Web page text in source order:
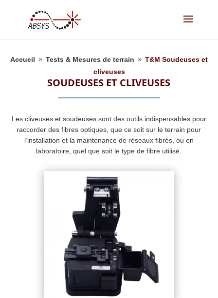
Accueil 9 Tests & Mesures de terrain 9 T&M Soudeuses et
cliveuses
SOUDEUSES ET CLIVEUSES
Les cliveuses et soudeuses sont des outils indispensables pour
raccorder des fibres optiques, que ce soit sur le terrain pour
l’installation et la maintenance de réseaux fibrés, ou en
laboratoire, quel que soit le type de fibre utilisé.